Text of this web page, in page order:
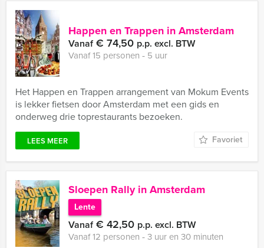
Happen en Trappen in Amsterdam
Vanaf€ 74,50 p.p. excl. BTW
Vanaf 15 personen ‐ 5 uur
Het Happen en Trappen arrangement van Mokum Events
is lekker fietsen door Amsterdam met een gids en
onderweg drie toprestaurants bezoeken.
LEES MEER Favoriet
Sloepen Rally in Amsterdam
Lente
Vanaf€ 42,50 p.p. excl. BTW
Vanaf 12 personen ‐ 3 uur en 30 minuten